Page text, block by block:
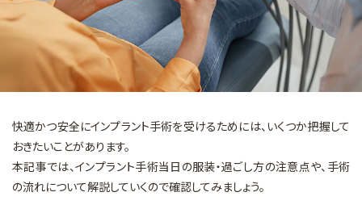
快適かつ安全にインプラント手術を受けるためには、いくつか把握して
おきたいことがあります。
本記事では、インプラント手術当日の服装・過ごし方の注意点や、手術
の流れについて解説していくので確認してみましょう。